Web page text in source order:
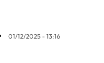
01/12/2025 - 13:16